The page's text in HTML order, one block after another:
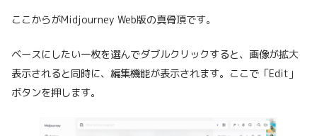
ここからがMidjourney Web版の真骨頂です。
ベースにしたい一枚を選んでダブルクリックすると、画像が拡大
表示されると同時に、編集機能が表示されます。ここで「Edit」
ボタンを押します。